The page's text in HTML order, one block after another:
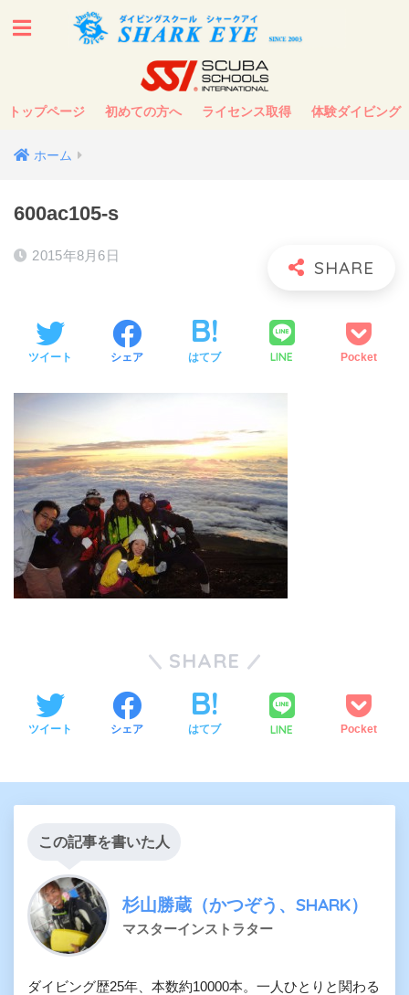
トップページ 初めての方へ ライセンス取得 体験ダイビング
ホーム
600ac105-s
2015年8月6日
ツイート シェア はてブ LINE Pocket
SHARE
ツイート シェア はてブ LINE Pocket
この記事を書いた人
杉山勝蔵（かつぞう、SHARK）
マスターインストラター
ダイビング歴25年、本数約10000本。一人ひとりと関わる